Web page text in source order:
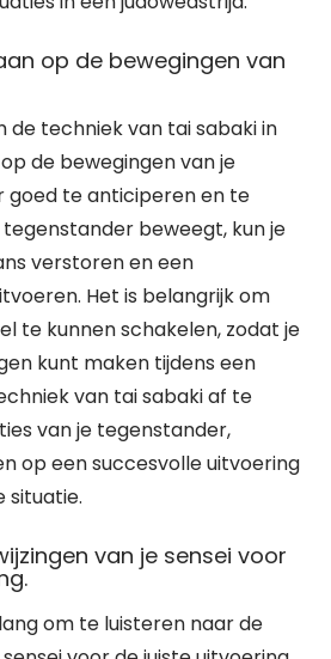
op de bewegingen van
de techniek van tai sabaki in
de bewegingen van je
goed te anticiperen en te
beweegt, kun je
verstoren en een
Het is belangrijk om
te kunnen schakelen, zodat je
kunt maken tijdens een
van tai sabaki af te
van je tegenstander,
op een succesvolle uitvoering
situatie.
van je sensei voor
om te luisteren naar de